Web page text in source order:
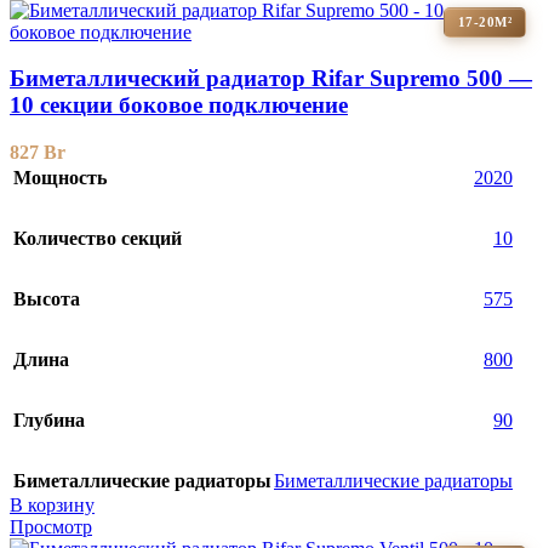
17-20М²
Биметаллический радиатор Rifar Supremo 500 —
10 секции боковое подключение
827 Br
Мощность
2020
Количество секций 10
Высота 575
Длина 800
Глубина 90
Биметаллические радиаторыБиметаллические радиаторы
В корзину
Просмотр